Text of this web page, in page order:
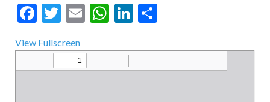
Facebook
Twitter
EmailWhatsApp
LinkedIn
View Fullscreen